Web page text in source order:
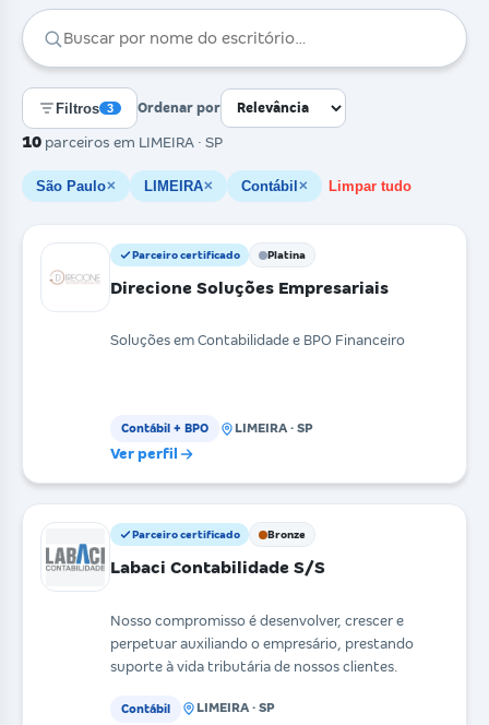
Filtros 3
10 parceiros em LIMEIRA · SP
Ordenar por
São Paulo✕ LIMEIRA✕ Contábil ✕ Limpar tudo
Parceiro certificado Platina
Direcione Soluções Empresariais
Soluções em Contabilidade e BPO Financeiro
Contábil + BPO LIMEIRA · SP
Ver perfil
Parceiro certificado Bronze
Labaci Contabilidade S/S
Nosso compromisso é desenvolver, crescer e
perpetuar auxiliando o empresário, prestando
suporte à vida tributária de nossos clientes.
Contábil LIMEIRA · SP